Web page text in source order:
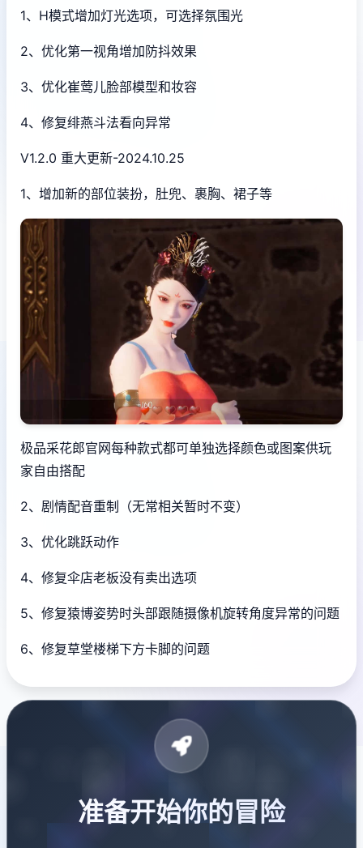
1、H模式增加灯光选项，可选择氛围光
2、优化第一视角增加防抖效果
3、优化崔莺儿脸部模型和妆容
4、修复绯燕斗法看向异常
V1.2.0 重大更新-2024.10.25
1、增加新的部位装扮，肚兜、裹胸、裙子等
极品采花郎官网每种款式都可单独选择颜色或图案供玩
家自由搭配
2、剧情配音重制（无常相关暂时不变）
3、优化跳跃动作
4、修复伞店老板没有卖出选项
5、修复猿博姿势时头部跟随摄像机旋转角度异常的问题
6、修复草堂楼梯下方卡脚的问题
准备开始你的冒险